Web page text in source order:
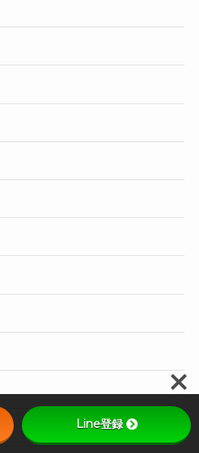
Line登録